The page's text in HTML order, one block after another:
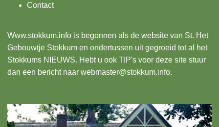
Contact
Www.stokkum.info is begonnen als de website van St. Het
Gebouwtje Stokkum en ondertussen uit gegroeid tot al het
Stokkums NIEUWS. Hebt u ook TIP's voor deze site stuur
dan een bericht naar webmaster@stokkum.info.